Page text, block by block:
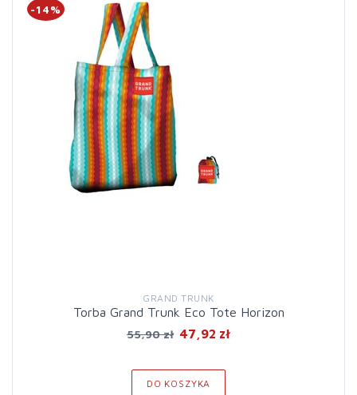
-14%
GRAND TRUNK
Torba Grand Trunk Eco Tote Horizon
55,90 zł 47,92 zł
DO KOSZYKA